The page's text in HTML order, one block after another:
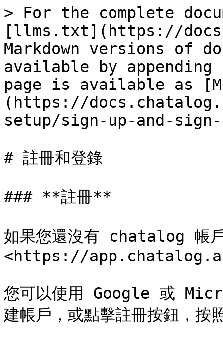
> For the complete
[llms.txt](https://
Markdown versions of
available by
page is available as
(https://
setup/sign-up-and-
# 註冊和登錄
### **註冊**
如果您還沒有 chatalog 帳戶
<https://
您可以使用 Google 或
建帳戶，或點擊註冊按鈕，按